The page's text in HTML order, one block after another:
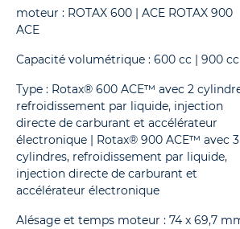
moteur : ROTAX 600 | ACE ROTAX 900
ACE
Capacité volumétrique : 600 cc | 900 cc
Type : Rotax® 600 ACE™ avec 2
refroidissement par liquide, injection
directe de carburant et accélérateur
électronique | Rotax® 900 ACE™ avec 3
cylindres, refroidissement par liquide,
injection directe de carburant et
accélérateur électronique
Alésage et temps moteur : 74 x 69,7